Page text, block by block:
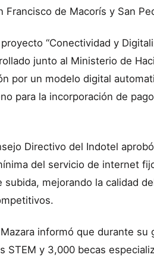
Francisco de Macorís y San
“Conectividad y
junto al Ministerio de
por un modelo digital
para la incorporación de
Directivo del Indotel
del servicio de internet
subida, mejorando la calidad
informó que durante
STEM y 3,000 becas